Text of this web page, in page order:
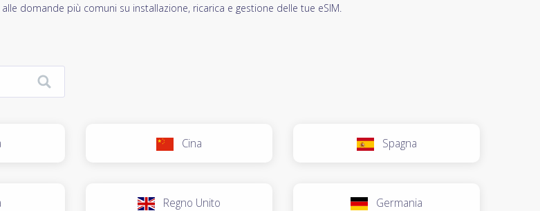
domande più comuni su installazione, ricarica e gestione delle tue eSIM.
Cina Spagna
Regno Unito Germania